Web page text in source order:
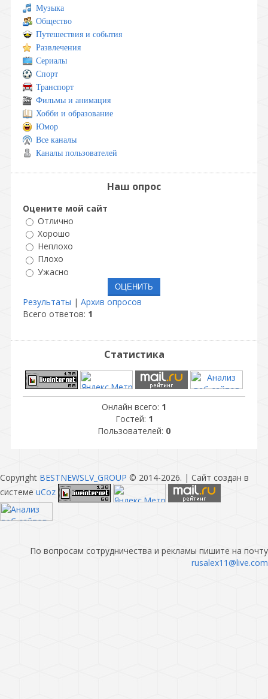
Музыка
Общество
Путешествия и события
Развлечения
Сериалы
Спорт
Транспорт
Фильмы и анимация
Хобби и образование
Юмор
Все каналы
Каналы пользователей
Наш опрос
Оцените мой сайт
Отлично
Хорошо
Неплохо
Плохо
Ужасно
Результаты | Архив опросов
Всего ответов: 1
Статистика
Онлайн всего: 1
Гостей: 1
Пользователей: 0
Copyright BESTNEWSLV_GROUP © 2014-2026. | Сайт создан в
системе uCoz
По вопросам сотрудничества и рекламы пишите на почту
rusalex11@live.com